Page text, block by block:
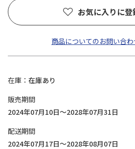
お気に入りに登
商品についてのお問い合
在庫
在庫あり
販売期間
2024年07月10日～2028年07月31日
配送期間
2024年07月17日～2028年08月07日